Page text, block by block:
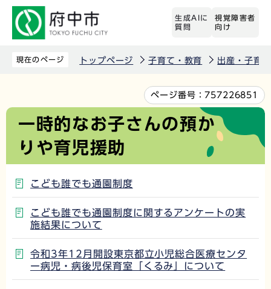
先
生成AIに
質問
視覚障害者
向け
現在のページ トップページ 子育て・教育 出産・子育て
文
か
ページ番号：757226851
一時的なお子さんの預か
りや育児援助
こども誰でも通園制度
こども誰でも通園制度に関するアンケートの実
施結果について
令和3年12月開設東京都立小児総合医療センタ
ー病児・病後児保育室「くるみ」について